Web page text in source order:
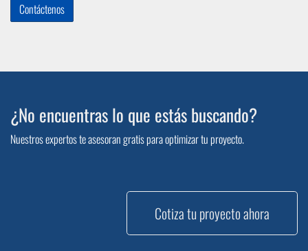
Contáctenos
¿No encuentras lo que estás buscando?
Nuestros expertos te asesoran gratis para optimizar tu proyecto.
Cotiza tu proyecto ahora